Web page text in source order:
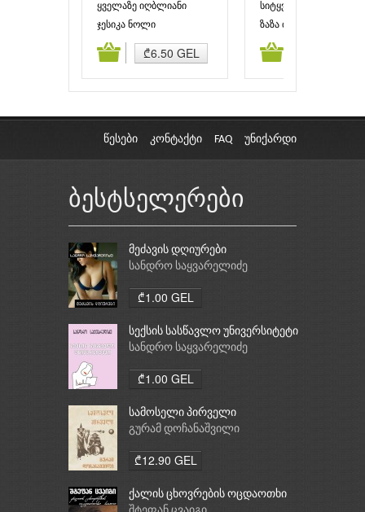
ყველაზე იღბლიანი
გოგონა
ჯესიკა ნოლი
₾6.50 GEL
სიტყვები
ზაზა თვარაძე
კალათაში დამატება კალათაში
წესები კონტაქტი FAQ უნიქარდი
ბესტსელერები
მეძავის დღიურები
სანდრო საყვარელიძე
₾1.00 GEL
სექსის სასწავლო უნივერსიტეტი
სანდრო საყვარელიძე
₾1.00 GEL
სამოსელი პირველი
გურამ დოჩანაშვილი
₾12.90 GEL
ქალის ცხოვრების ოცდაოთხი